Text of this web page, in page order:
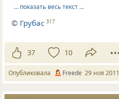
… показать весь текст …
© Грубас 317
37 10
Опубликовала Freede 29 ноя 2011